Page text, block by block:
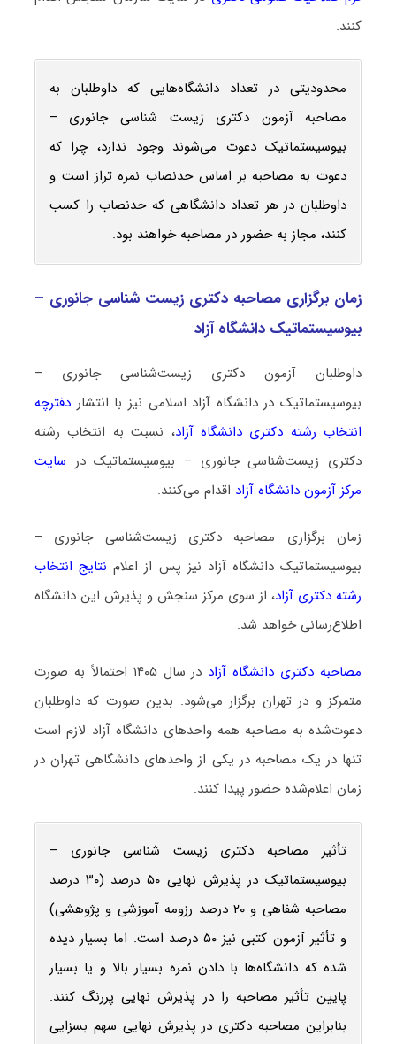
کنند.
محدودیتی در تعداد دانشگاه‌هایی که داوطلبان به
مصاحبه آزمون دکتری زیست ‌شناسی جانوری –
بیوسیستماتیک دعوت می‌شوند وجود ندارد، چرا که
دعوت به مصاحبه بر اساس حدنصاب نمره تراز است و
داوطلبان در هر تعداد دانشگاهی که حدنصاب را کسب
کنند، مجاز به حضور در مصاحبه خواهند بود.
زمان برگزاری مصاحبه دکتری زیست ‌شناسی جانوری –
بیوسیستماتیک دانشگاه آزاد
داوطلبان آزمون دکتری زیست‌شناسی جانوری –
بیوسیستماتیک در دانشگاه آزاد اسلامی نیز با انتشاردفترچه
انتخاب رشته دکتری دانشگاه آزاد، نسبت به انتخاب رشته
دکتری زیست‌شناسی جانوری – بیوسیستماتیک در سایت
مرکز آزمون دانشگاه آزاد اقدام می‌کنند.
زمان برگزاری مصاحبه دکتری زیست‌شناسی جانوری –
بیوسیستماتیک دانشگاه آزاد نیز پس از اعلام نتایج انتخاب
رشته دکتری آزاد، از سوی مرکز سنجش و پذیرش این دانشگاه
اطلاع‌رسانی خواهد شد.
مصاحبه دکتری دانشگاه آزاد
در سال ۱۴۰۵ احتمالاً به صورت
متمرکز و در تهران برگزار می‌شود. بدین صورت که داوطلبان
دعوت‌شده به مصاحبه همه واحدهای دانشگاه آزاد لازم است
تنها در یک مصاحبه در یکی از واحدهای دانشگاهی تهران در
زمان اعلام‌شده حضور پیدا کنند.
تأثیر مصاحبه دکتری زیست ‌شناسی جانوری –
بیوسیستماتیک در پذیرش نهایی ۵۰ درصد (۳۰ درصد
مصاحبه شفاهی و ۲۰ درصد رزومه آموزشی و پژوهشی)
و تأثیر آزمون کتبی نیز ۵۰ درصد است. اما بسیار دیده
شده که دانشگاه‌ها با دادن نمره بسیار بالا و یا بسیار
پایین تأثیر مصاحبه را در پذیرش نهایی پررنگ کنند.
بنابراین مصاحبه دکتری در پذیرش نهایی سهم بسزایی